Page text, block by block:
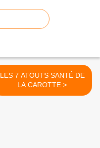
LES 7 ATOUTS SANTÉ DE
LA CAROTTE >